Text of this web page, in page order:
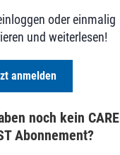
oder einmalig
und weiterlesen!
anmelden
noch kein CARE
Abonnement?